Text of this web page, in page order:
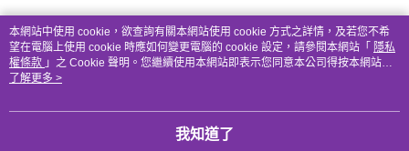
熱門標籤
本網站中使用 cookie，欲查詢有關本網站使用 cookie 方式之詳情，及若您不希
望在電腦上使用 cookie 時應如何變更電腦的 cookie 設定，請參閱本網站「 隱私
權條款 」之 Cookie 聲明。您繼續使用本網站即表示您同意本公司得按本網站使
用條款之 Cookie 聲明使用 cookie。
了解更多 >
我知道了